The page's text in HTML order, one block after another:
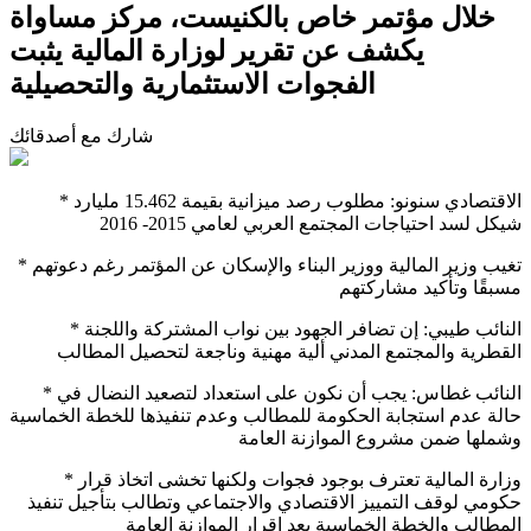
خلال مؤتمر خاص بالكنيست، مركز مساواة
يكشف عن تقرير لوزارة المالية يثبت
الفجوات الاستثمارية والتحصيلية
شارك مع أصدقائك
* الاقتصادي سنونو: مطلوب رصد ميزانية بقيمة 15.462 مليارد
شيكل لسد احتياجات المجتمع العربي لعامي 2015- 2016
* تغيب وزير المالية ووزير البناء والإسكان عن المؤتمر رغم دعوتهم
مسبقًا وتأكيد مشاركتهم
* النائب طيبي: إن تضافر الجهود بين نواب المشتركة واللجنة
القطرية والمجتمع المدني ألية مهنية وناجعة لتحصيل المطالب
* النائب غطاس: يجب أن نكون على استعداد لتصعيد النضال في
حالة عدم استجابة الحكومة للمطالب وعدم تنفيذها للخطة الخماسية
وشملها ضمن مشروع الموازنة العامة
* وزارة المالية تعترف بوجود فجوات ولكنها تخشى اتخاذ قرار
حكومي لوقف التمييز الاقتصادي والاجتماعي وتطالب بتأجيل تنفيذ
المطالب والخطة الخماسية بعد إقرار الموازنة العامة